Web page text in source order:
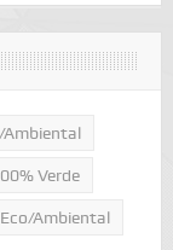
Ambiental
Verde
Ambiental